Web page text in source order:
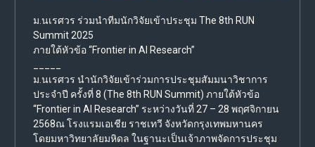
ม.นเรศวร ร่วมนำทีมนักวิจัยเข้าประชุม The 8th RUN
Summit 2025
ภายใต้หัวข้อ “Frontier in AI Research”
ม.นเรศวร นำนักวิจัยเข้าร่วมการประชุมสัมมนาวิชาการ
ประจำปี ครั้งที่ 8 (The 8th RUN Summit) ภายใต้หัวข้อ
“Frontier in AI Research” ระหว่างวันที่ 27 – 28 พฤศจิกายน
2568ณ โรงแรมเอเชีย ราชเทวี จังหวัดกรุงเทพมหานคร
โดยมหาวิทยาลัยมหิดล ในฐานะเป็นเจ้าภาพจัดการประชุม